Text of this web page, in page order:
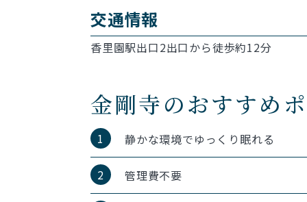
交通情報
香里園駅出口2出口から徒歩約12分
金剛寺のおすすめ
1 静かな環境でゆっくり眠れる
2 管理費不要